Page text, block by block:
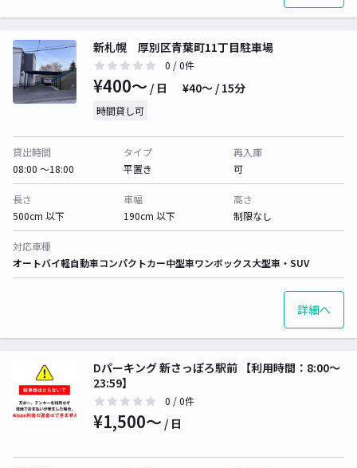
新札幌 厚別区青葉町11丁目駐車場
0 / 0件
¥400〜 / 日 ¥40〜 / 15分
時間貸し可
貸出時間
08:00 〜18:00
タイプ
平置き
再入庫
可
長さ
500cm 以下
車幅
190cm 以下
高さ
制限なし
対応車種
オートバイ軽自動車コンパクトカー中型車ワンボックス大型車・SUV
詳細へ
Dパーキング 新さっぽろ駅前 【利用時間：8:00～
23:59】
0 / 0件
¥1,500〜 / 日